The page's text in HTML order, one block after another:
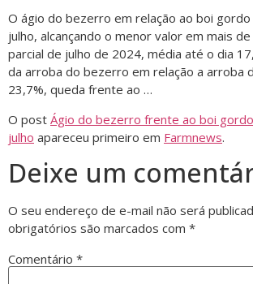
O ágio do bezerro em relação ao boi gordo
julho, alcançando o menor valor em mais
parcial de julho de 2024, média até o dia
da arroba do bezerro em relação a arroba
23,7%, queda frente ao …
O post Ágio do bezerro frente ao boi
julho apareceu primeiro em Farmnews.
Deixe um
O seu endereço de e-mail não será
obrigatórios são marcados com *
Comentário *